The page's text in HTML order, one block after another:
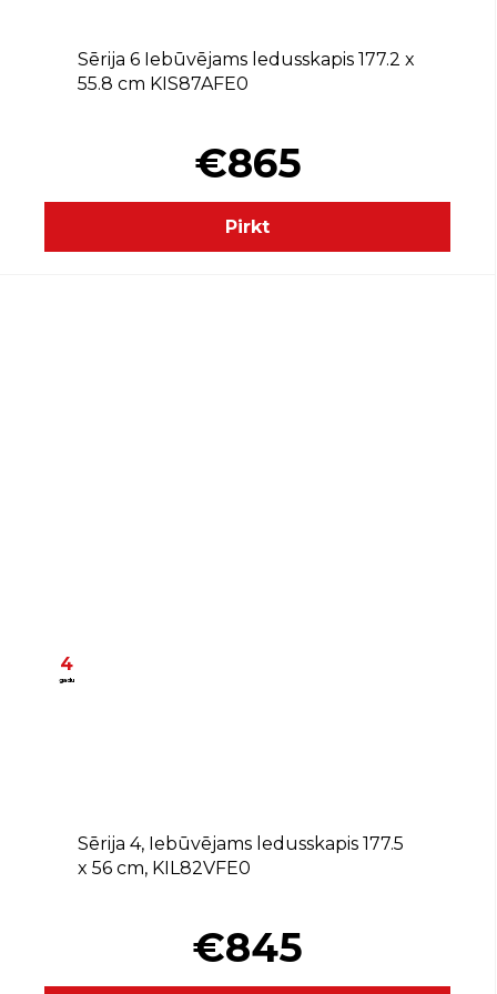
Sērija 6 Iebūvējams ledusskapis 177.2 x
55.8 cm KIS87AFE0
€865
Pirkt
4
gadu
Sērija 4, Iebūvējams ledusskapis 177.5
x 56 cm, KIL82VFE0
€845